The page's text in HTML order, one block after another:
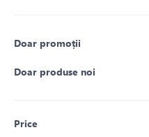
Doar promoții
Doar produse noi
Price